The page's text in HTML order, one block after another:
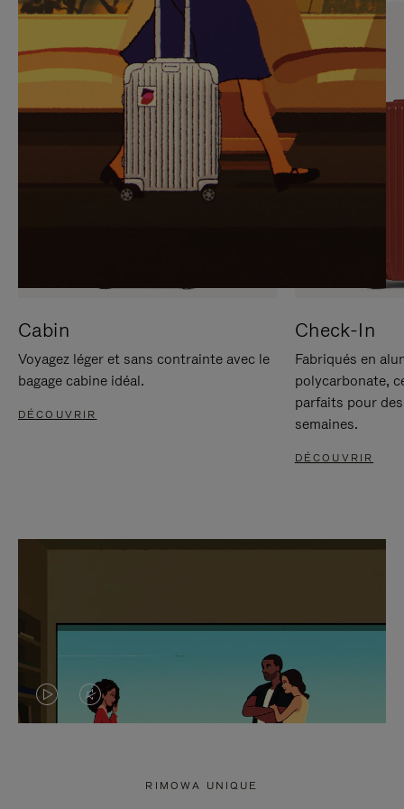
SUR
POUR
METTRE
PAUSE
VEUILLEZ
CLIQUER
POUR
RÉACTIVER
LE
SON
Cabin
Voyagez léger et sans contrainte avec le
bagage cabine idéal.
DÉCOUVRIR
Check-In
Fabriqués en
polycarbonate,
parfaits pour
semaines.
DÉCOUVRIR
LA LE
RIMOWA UNIQUE